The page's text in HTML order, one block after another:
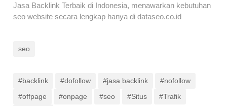
Jasa Backlink Terbaik di Indonesia, menawarkan kebutuhan
seo website secara lengkap hanya di dataseo.co.id
seo
#backlink #dofollow #jasa backlink
#nofollow
#offpage
#onpage #seo #Situs
#Trafik